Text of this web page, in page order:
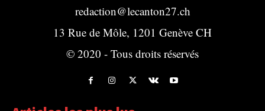
redaction@lecanton27.ch
13 Rue de Môle, 1201 Genève CH
© 2020 - Tous droits réservés